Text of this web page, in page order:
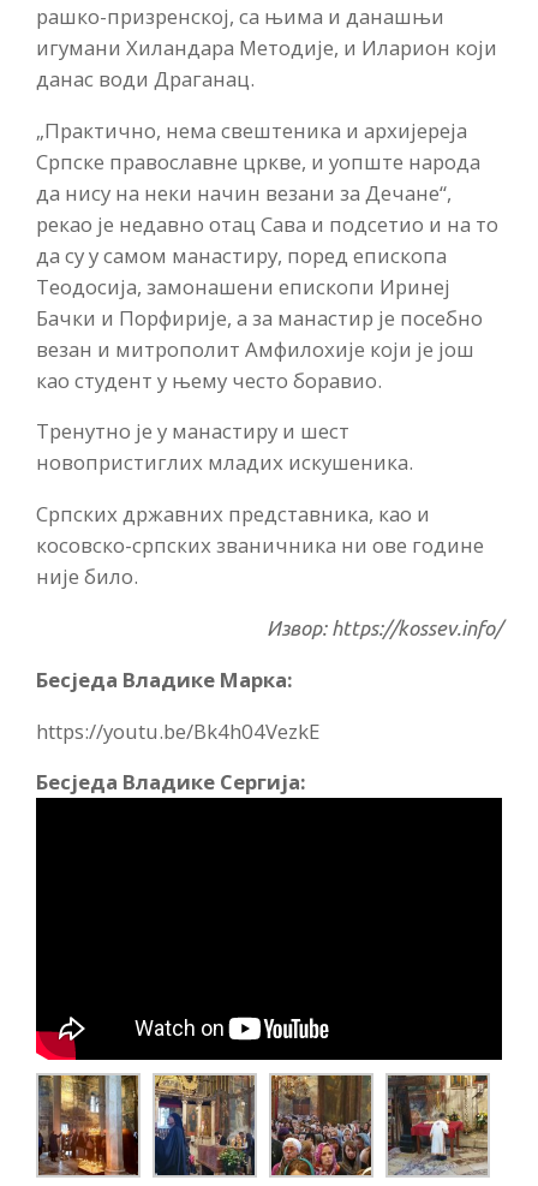
рашко-призренској, са њима и данашњи
игумани Хиландара Методије, и Иларион који
данас води Драганац.
„Практично, нема свештеника и архијереја
Српске православне цркве, и уопште народа
да нису на неки начин везани за Дечане“,
рекао је недавно отац Сава и подсетио и на то
да су у самом манастиру, поред епископа
Теодосија, замонашени епископи Иринеј
Бачки и Порфирије, а за манастир је посебно
везан и митрополит Амфилохије који је још
као студент у њему често боравио.
Тренутно је у манастиру и шест
новопристиглих младих искушеника.
Српских државних представника, као и
косовско-српских званичника ни ове године
није било.
Извор: https://kossev.info/
Бесједа Владике Марка:
https://youtu.be/Bk4h04VezkE
Бесједа Владике Сергија: